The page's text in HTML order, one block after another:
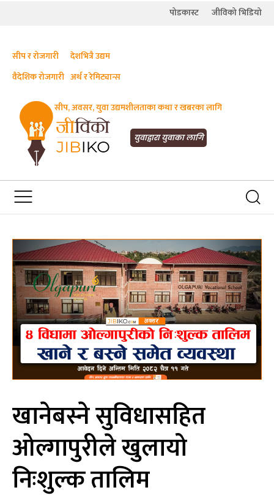
पोडकास्ट जीविको भिडियो
युवाद्वारा युवाका लागि
JIBIKO.COM
तपाईंको जीविकाको साथी
सीप, अवसर, युवा उद्यमशीलताका कथा र खबरका लागि
सीप र रोजगारी
देशभित्रै उद्यम
वैदेशिक रोजगारी अर्थ र रेमिट्यान्स
खानेबस्ने सुविधासहित
ओल्गापुरीले खुलायो
निःशुल्क तालिम